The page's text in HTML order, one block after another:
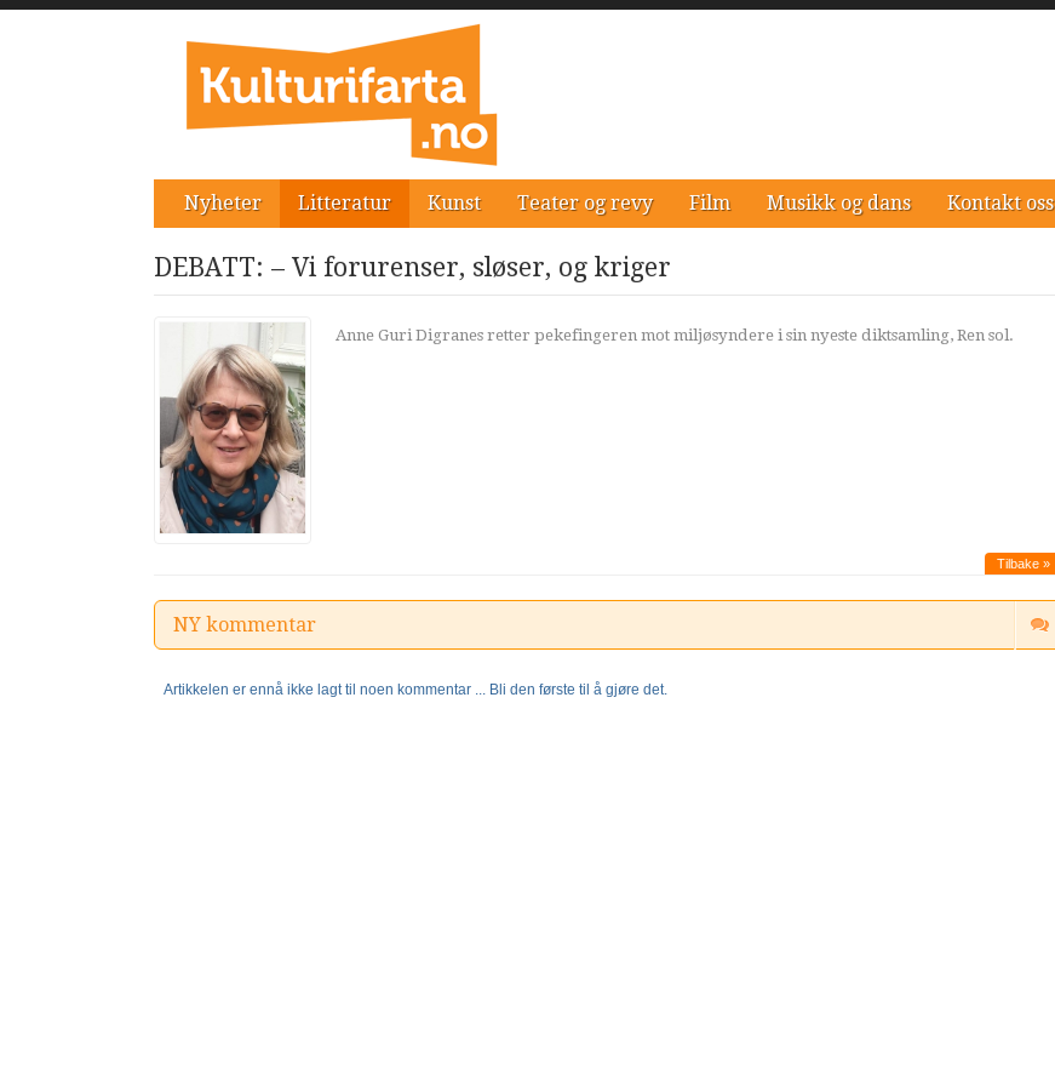
Nyheter Litteratur Kunst Teater og revy Film Musikk og dans Kontakt oss
DEBATT: – Vi forurenser, sløser, og kriger
Anne Guri Digranes retter pekefingeren mot miljøsyndere i sin nyeste diktsamling, Ren sol.
Tilbake »
NY kommentar
Artikkelen er ennå ikke lagt til noen kommentar ... Bli den første til å gjøre det.